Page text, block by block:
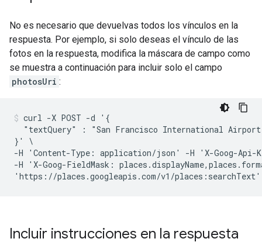
No es necesario que devuelvas todos los vínculos en la
respuesta. Por ejemplo, si solo deseas el vínculo de las
fotos en la respuesta, modifica la máscara de campo como
se muestra a continuación para incluir solo el campo
photosUri :
curl -X POST -d '{
"textQuery" : "San Francisco International
}' \
-H 'Content-Type: application/json' -H 'X-Goog-Api-
-H 'X-Goog-FieldMask:
Incluir instrucciones en la respuesta